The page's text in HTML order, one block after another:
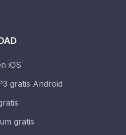
iOS
gratis Android
gratis